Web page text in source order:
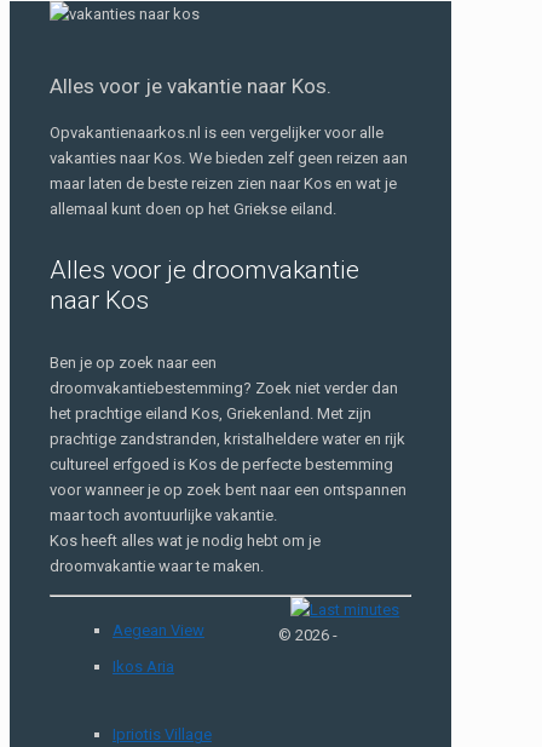
Alles voor je vakantie naar Kos.
Opvakantienaarkos.nl is een vergelijker voor alle
vakanties naar Kos. We bieden zelf geen reizen aan
maar laten de beste reizen zien naar Kos en wat je
allemaal kunt doen op het Griekse eiland.
Alles voor je droomvakantie
naar Kos
Ben je op zoek naar een
droomvakantiebestemming? Zoek niet verder dan
het prachtige eiland Kos, Griekenland. Met zijn
prachtige zandstranden, kristalheldere water en rijk
cultureel erfgoed is Kos de perfecte bestemming
voor wanneer je op zoek bent naar een ontspannen
maar toch avontuurlijke vakantie.
Kos heeft alles wat je nodig hebt om je
droomvakantie waar te maken.
Aegean View
Ikos Aria
Ipriotis Village
© 2026 -